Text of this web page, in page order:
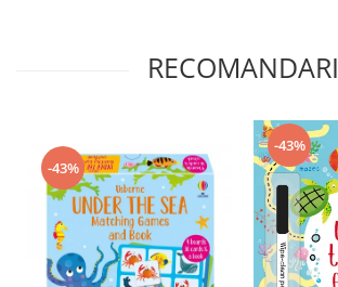
RECOMANDARI
-43%
-43%